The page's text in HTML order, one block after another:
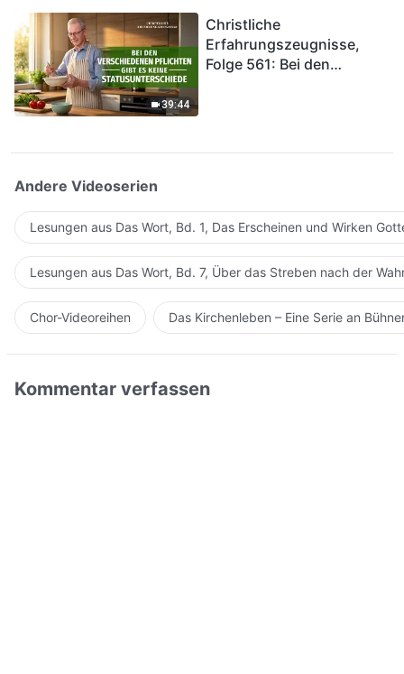
39:44
Christliche
Erfahrungszeugnisse,
Folge 561: Bei den
Andere Videoserien
Lesungen aus Das Wort, Bd. 1, Das Erscheinen und Wirken
Lesungen aus Das Wort, Bd. 7, Über das Streben nach der
Chor-Videoreihen Das Kirchenleben – Eine Serie an
Kommentar verfassen